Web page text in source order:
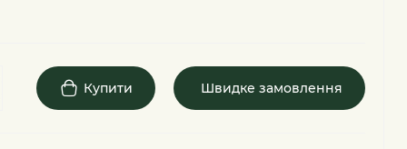
Купити Швидке замовлення